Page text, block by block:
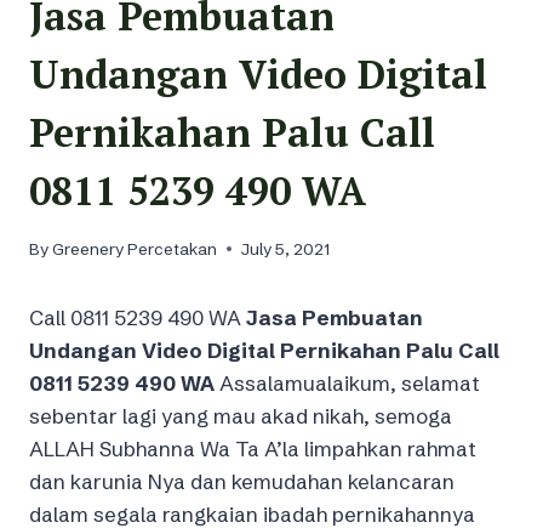
Jasa Pembuatan
Undangan Video Digital
Pernikahan Palu Call
0811 5239 490 WA
ByGreenery Percetakan July 5, 2021
Call 0811 5239 490 WA Jasa Pembuatan
Undangan Video Digital Pernikahan Palu Call
0811 5239 490 WA Assalamualaikum, selamat
sebentar lagi yang mau akad nikah, semoga
ALLAH Subhanna Wa Ta A’la limpahkan rahmat
dan karunia Nya dan kemudahan kelancaran
dalam segala rangkaian ibadah pernikahannya